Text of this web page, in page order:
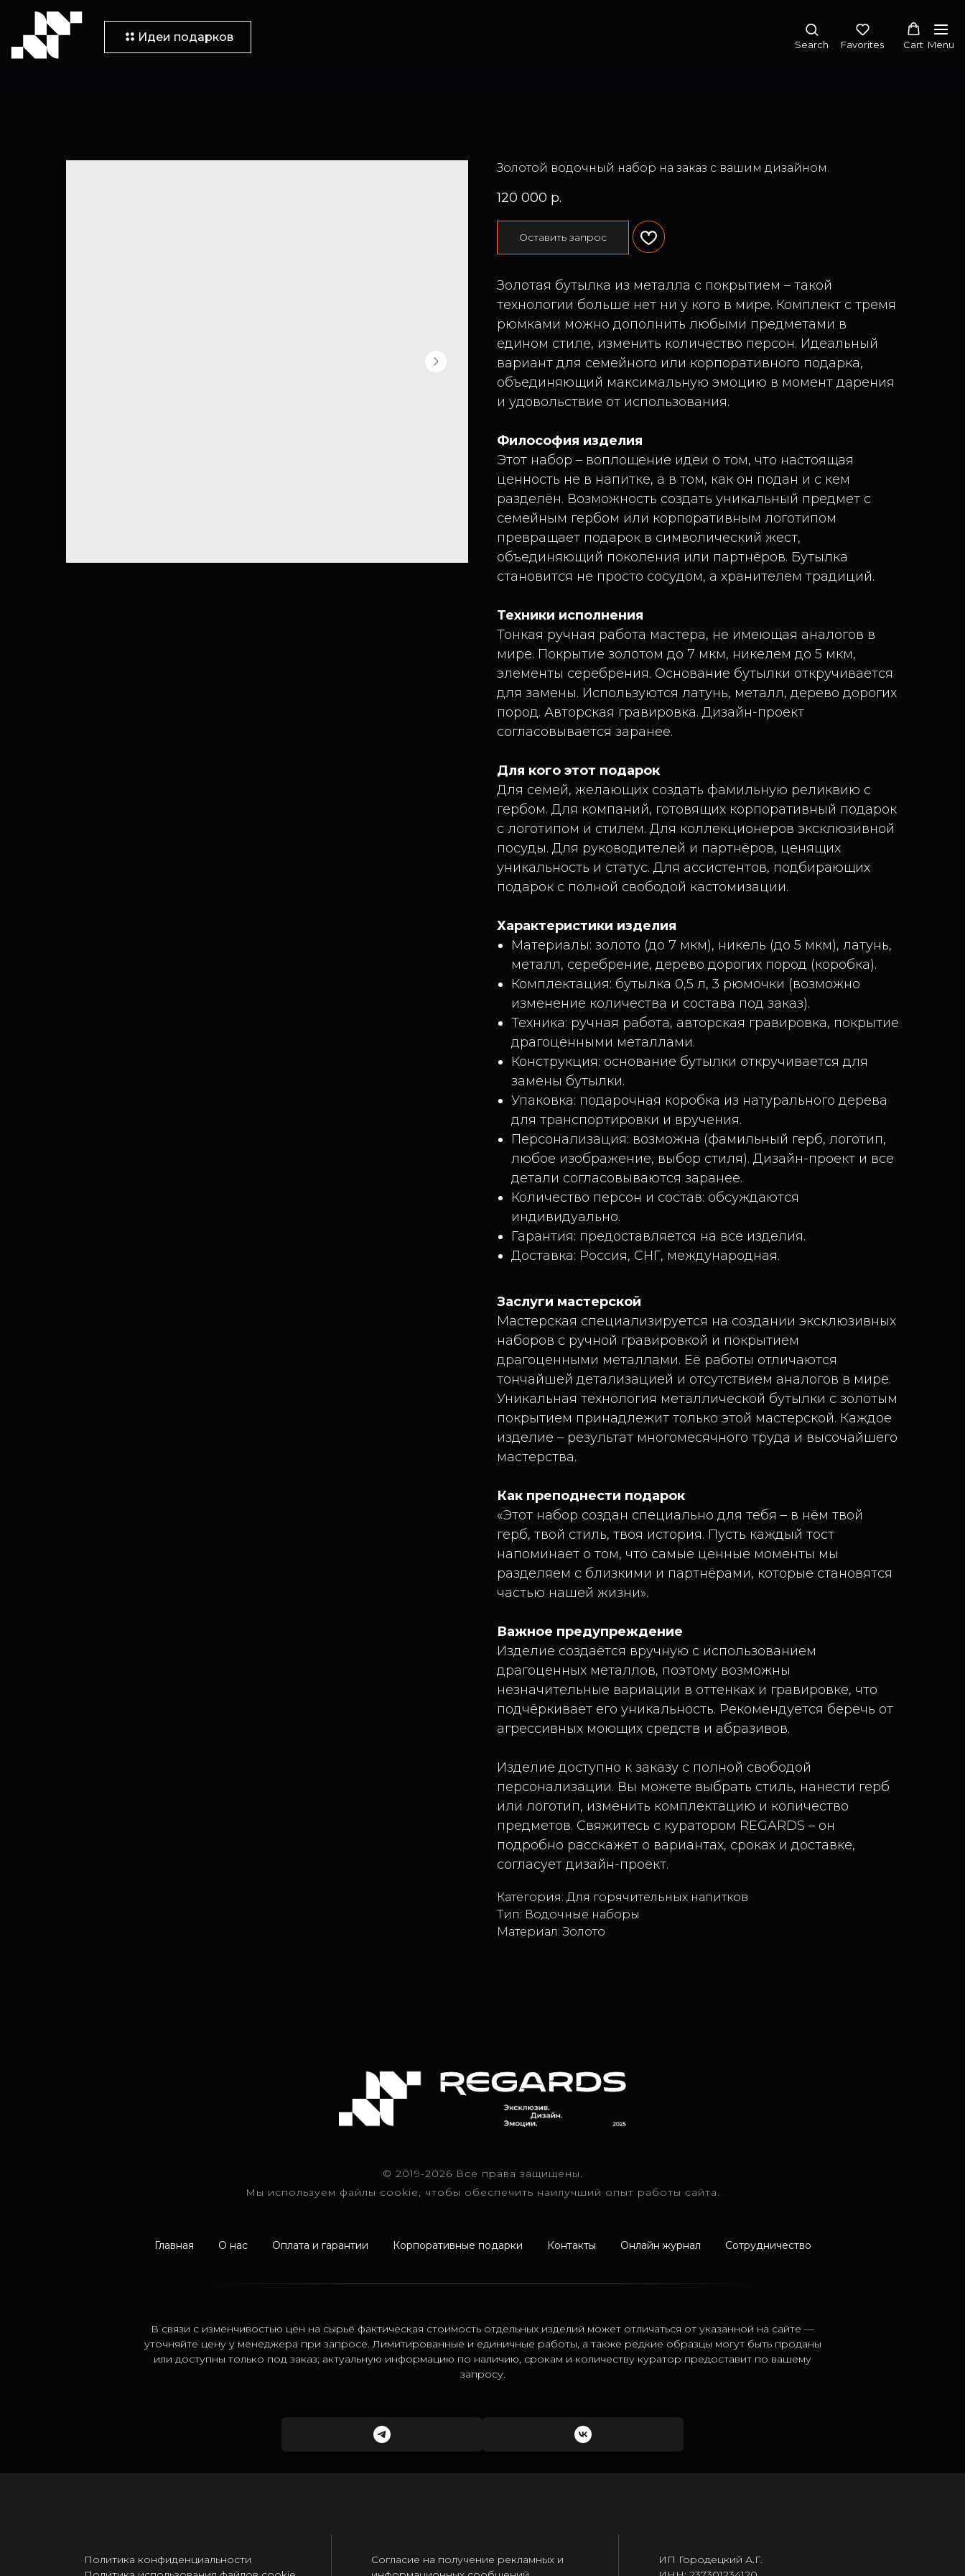
Идеи подарков
Search Favorites Cart Menu
Золотой водочный набор на заказ с вашим дизайном.
120 000 р.
Оставить запрос
Золотая бутылка из металла с покрытием – такой
технологии больше нет ни у кого в мире. Комплект с тремя
рюмками можно дополнить любыми предметами в
едином стиле, изменить количество персон. Идеальный
вариант для семейного или корпоративного подарка,
объединяющий максимальную эмоцию в момент дарения
и удовольствие от использования.
Философия изделия
Этот набор – воплощение идеи о том, что настоящая
ценность не в напитке, а в том, как он подан и с кем
разделён. Возможность создать уникальный предмет с
семейным гербом или корпоративным логотипом
превращает подарок в символический жест,
объединяющий поколения или партнёров. Бутылка
становится не просто сосудом, а хранителем традиций.
Техники исполнения
Тонкая ручная работа мастера, не имеющая аналогов в
мире. Покрытие золотом до 7 мкм, никелем до 5 мкм,
элементы серебрения. Основание бутылки откручивается
для замены. Используются латунь, металл, дерево дорогих
пород. Авторская гравировка. Дизайн-проект
согласовывается заранее.
Для кого этот подарок
Для семей, желающих создать фамильную реликвию с
гербом. Для компаний, готовящих корпоративный подарок
с логотипом и стилем. Для коллекционеров эксклюзивной
посуды. Для руководителей и партнёров, ценящих
уникальность и статус. Для ассистентов, подбирающих
подарок с полной свободой кастомизации.
Характеристики изделия
Материалы: золото (до 7 мкм), никель (до 5 мкм), латунь,
металл, серебрение, дерево дорогих пород (коробка).
Комплектация: бутылка 0,5 л, 3 рюмочки (возможно
изменение количества и состава под заказ).
Техника: ручная работа, авторская гравировка, покрытие
драгоценными металлами.
Конструкция: основание бутылки откручивается для
замены бутылки.
Упаковка: подарочная коробка из натурального дерева
для транспортировки и вручения.
Персонализация: возможна (фамильный герб, логотип,
любое изображение, выбор стиля). Дизайн-проект и все
детали согласовываются заранее.
Количество персон и состав: обсуждаются
индивидуально.
Гарантия: предоставляется на все изделия.
Доставка: Россия, СНГ, международная.
Заслуги мастерской
Мастерская специализируется на создании эксклюзивных
наборов с ручной гравировкой и покрытием
драгоценными металлами. Её работы отличаются
тончайшей детализацией и отсутствием аналогов в мире.
Уникальная технология металлической бутылки с золотым
покрытием принадлежит только этой мастерской. Каждое
изделие – результат многомесячного труда и высочайшего
мастерства.
Как преподнести подарок
«Этот набор создан специально для тебя – в нём твой
герб, твой стиль, твоя история. Пусть каждый тост
напоминает о том, что самые ценные моменты мы
разделяем с близкими и партнёрами, которые становятся
частью нашей жизни».
Важное предупреждение
Изделие создаётся вручную с использованием
драгоценных металлов, поэтому возможны
незначительные вариации в оттенках и гравировке, что
подчёркивает его уникальность. Рекомендуется беречь от
агрессивных моющих средств и абразивов.
Изделие доступно к заказу с полной свободой
персонализации. Вы можете выбрать стиль, нанести герб
или логотип, изменить комплектацию и количество
предметов. Свяжитесь с куратором REGARDS – он
подробно расскажет о вариантах, сроках и доставке,
согласует дизайн-проект.
Категория: Для горячительных напитков
Тип: Водочные наборы
Материал: Золото
© 2019-2026 Все права защищены.
Мы используем файлы cookie, чтобы обеспечить наилучший опыт работы сайта.
Главная О нас Оплата и гарантии Корпоративные подарки Контакты Онлайн журнал Сотрудничество
В связи с изменчивостью цен на сырьё фактическая стоимость отдельных изделий может отличаться от указанной на сайте —
уточняйте цену у менеджера при запросе. Лимитированные и единичные работы, а также редкие образцы могут быть проданы
или доступны только под заказ; актуальную информацию по наличию, срокам и количеству куратор предоставит по вашему
запросу.
Политика конфиденциальности
Согласие на получение рекламных и
ИП Городецкий А.Г.